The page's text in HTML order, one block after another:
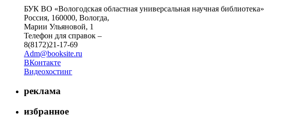
БУК ВО «Вологодская областная универсальная научная библиотека»
Россия, 160000, Вологда,
Марии Ульяновой, 1
Телефон для справок –
8(8172)21-17-69
Adm@booksite.ru
ВКонтакте
Видеохостинг
реклама
избранное